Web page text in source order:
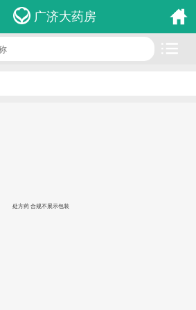
广济大药房
处方药 合规不展示包装